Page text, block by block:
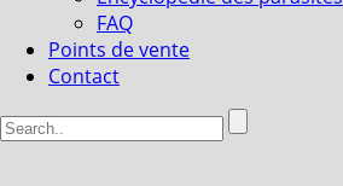
FAQ
Points de vente
Contact